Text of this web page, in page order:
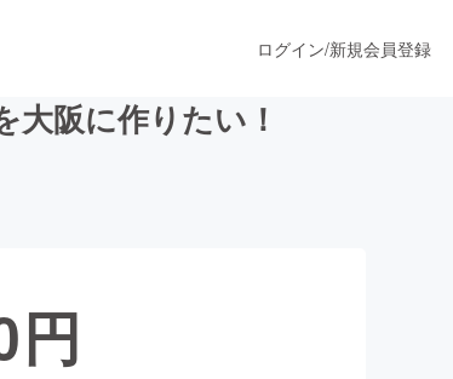
ファッション
ログイン/新規会員登録
阪に作りたい！
円